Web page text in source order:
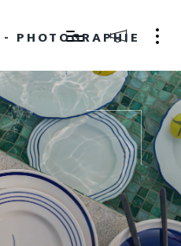
PHOTOGRAPHIE